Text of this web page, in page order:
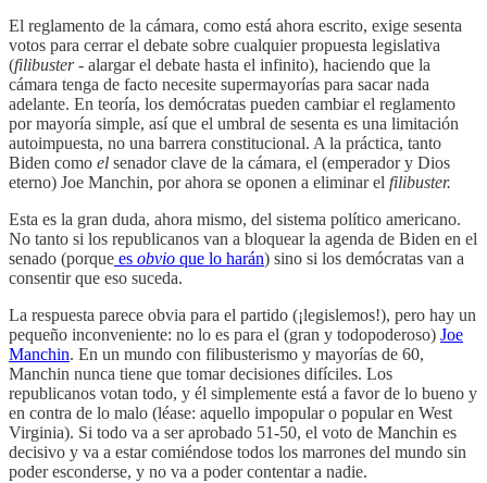
El reglamento de la cámara, como está ahora escrito, exige sesenta
votos para cerrar el debate sobre cualquier propuesta legislativa
(filibuster- alargar el debate hasta el infinito), haciendo que la
cámara tenga de facto necesite supermayorías para sacar nada
adelante. En teoría, los demócratas pueden cambiar el reglamento
por mayoría simple, así que el umbral de sesenta es una limitación
autoimpuesta, no una barrera constitucional. A la práctica, tanto
Biden como el senador clave de la cámara, el (emperador y Dios
eterno) Joe Manchin, por ahora se oponen a eliminar el filibuster.
Esta es la gran duda, ahora mismo, del sistema político americano.
No tanto si los republicanos van a bloquear la agenda de Biden en el
senado (porque es obvio que lo harán) sino si los demócratas van a
consentir que eso suceda.
La respuesta parece obvia para el partido (¡legislemos!), pero hay un
pequeño inconveniente: no lo es para el (gran y todopoderoso) Joe
Manchin. En un mundo con filibusterismo y mayorías de 60,
Manchin nunca tiene que tomar decisiones difíciles. Los
republicanos votan todo, y él simplemente está a favor de lo bueno y
en contra de lo malo (léase: aquello impopular o popular en West
Virginia). Si todo va a ser aprobado 51-50, el voto de Manchin es
decisivo y va a estar comiéndose todos los marrones del mundo sin
poder esconderse, y no va a poder contentar a nadie.